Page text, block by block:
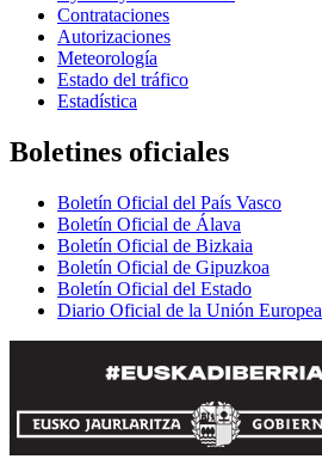
Contrataciones
Autorizaciones
Meteorología
Estado del tráfico
Estadística
Boletines oficiales
Boletín Oficial del País Vasco
Boletín Oficial de Álava
Boletín Oficial de Bizkaia
Boletín Oficial de Gipuzkoa
Boletín Oficial del Estado
Diario Oficial de la Unión Europea